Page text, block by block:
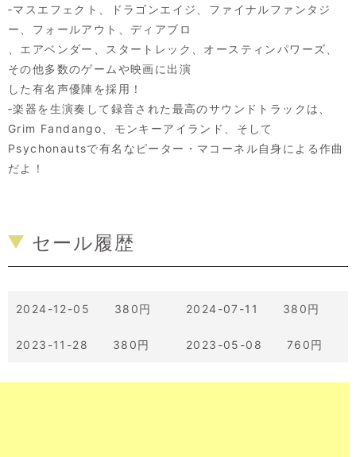
‐マスエフェクト、ドラゴンエイジ、ファイナルファンタジ
ー、フォールアウト、ディアブロ
、エアベンダー、スタートレック、オースティンパワーズ、
その他多数のゲームや映画に出演
した有名声優陣を採用！
‐楽器を生演奏して録音された最高のサウンドトラックは、
Grim Fandango、モンキーアイランド、そして
Psychonautsで有名なピーター・マコーネル自身による作曲
だよ！
セール履歴
2024-12-05 380円 2024-07-11 380円
2023-11-28 380円 2023-05-08 760円